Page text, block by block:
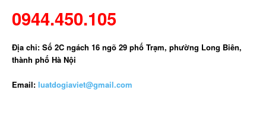
0944.450.105
Địa chỉ: Số 2C ngách 16 ngõ 29 phố Trạm, phường Long Biên,
thành phố Hà Nội
Email: luatdogiaviet@gmail.com